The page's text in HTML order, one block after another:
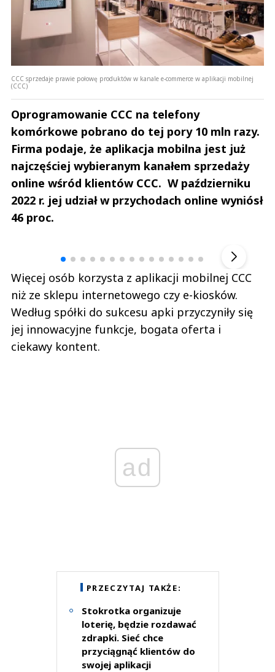
CCC sprzedaje prawie połowę produktów w kanale e-commerce w aplikacji mobilnej
(CCC)
Oprogramowanie CCC na telefony
komórkowe pobrano do tej pory 10 mln razy.
Firma podaje, że aplikacja mobilna jest już
najczęściej wybieranym kanałem sprzedaży
online wśród klientów CCC. W październiku
2022 r. jej udział w przychodach online wyniósł
46 proc.
Więcej osób korzysta z aplikacji mobilnej CCC
niż ze sklepu internetowego czy e-kiosków.
Według spółki do sukcesu apki przyczyniły się
jej innowacyjne funkcje, bogata oferta i
ciekawy kontent.
ad
PRZECZYTAJ TAKŻE:
Stokrotka organizuje
loterię, będzie rozdawać
zdrapki. Sieć chce
przyciągnąć klientów do
swojej aplikacji